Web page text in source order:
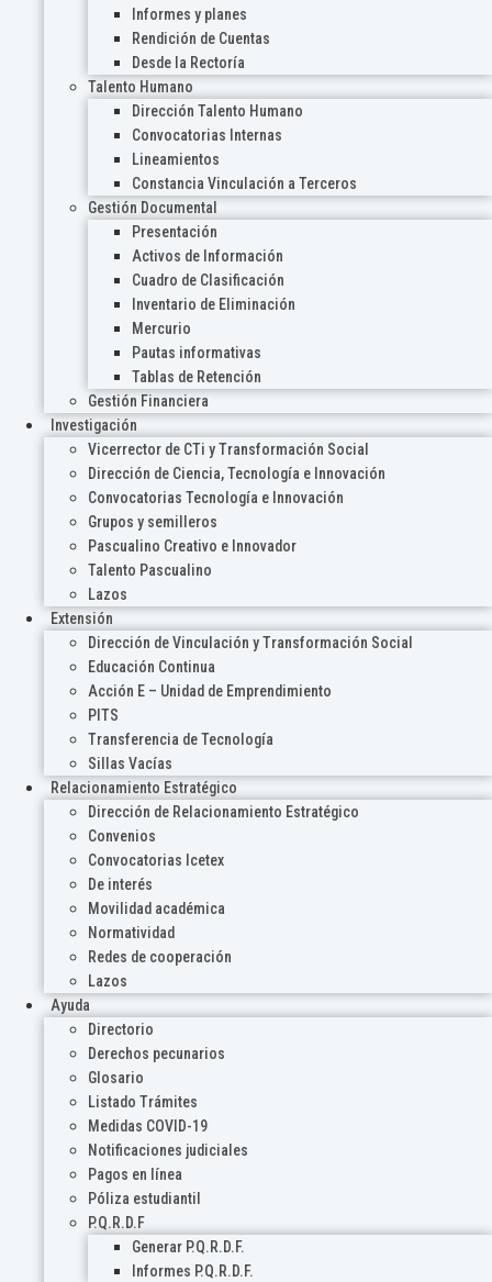
Informes y planes
Rendición de Cuentas
Desde la Rectoría
Talento Humano
Dirección Talento Humano
Convocatorias Internas
Lineamientos
Constancia Vinculación a Terceros
Gestión Documental
Presentación
Activos de Información
Cuadro de Clasificación
Inventario de Eliminación
Mercurio
Pautas informativas
Tablas de Retención
Gestión Financiera
Investigación
Vicerrector de CTi y Transformación Social
Dirección de Ciencia, Tecnología e Innovación
Convocatorias Tecnología e Innovación
Grupos y semilleros
Pascualino Creativo e Innovador
Talento Pascualino
Lazos
Extensión
Dirección de Vinculación y Transformación Social
Educación Continua
Acción E – Unidad de Emprendimiento
PITS
Transferencia de Tecnología
Sillas Vacías
Relacionamiento Estratégico
Dirección de Relacionamiento Estratégico
Convenios
Convocatorias Icetex
De interés
Movilidad académica
Normatividad
Redes de cooperación
Lazos
Ayuda
Directorio
Derechos pecunarios
Glosario
Listado Trámites
Medidas COVID-19
Notificaciones judiciales
Pagos en línea
Póliza estudiantil
P.Q.R.D.F
Generar P.Q.R.D.F.
Informes P.Q.R.D.F.